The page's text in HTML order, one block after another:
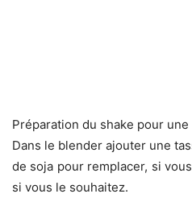
Préparation du shake pour
Dans le blender ajouter une
de soja pour remplacer, si
si vous le souhaitez.